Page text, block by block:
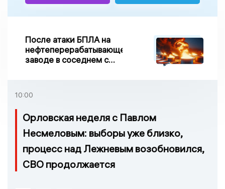
После атаки БПЛА на
нефтеперерабатывающем
заводе в соседнем с
10:00
Орловская неделя с Павлом
Несмеловым: выборы уже близко,
процесс над Лежневым возобновился,
СВО продолжается